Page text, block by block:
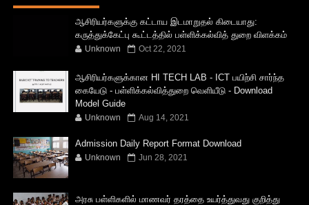
ஆசிரியர்களுக்கு கட்டாய இடமாறுதல் கிடையாது:
கருத்துக்கேட்பு கூட்டத்தில் பள்ளிக்கல்வித் துறை விளக்கம்
Unknown Oct 22, 2021
ஆசிரியர்களுக்கான HI TECH LAB - ICT பயிற்சி சார்ந்த
கையேடு - பள்ளிக்கல்வித்துறை வெளியீடு - Download
Model Guide
Unknown Aug 14, 2021
Admission Daily Report Format Download
Unknown Jun 28, 2021
அரசு பள்ளிகளில் மாணவர் தரத்தை உயர்த்துவது குறித்து